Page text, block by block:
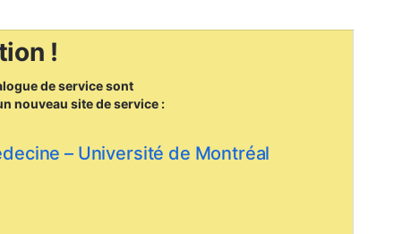
!
de service sont
nouveau sitede service :
– Université de Montréal